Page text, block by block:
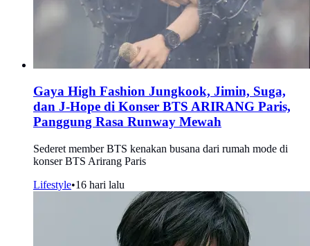
Gaya High Fashion Jungkook, Jimin, Suga,
dan J-Hope di Konser BTS ARIRANG Paris,
Panggung Rasa Runway Mewah
Sederet member BTS kenakan busana dari rumah mode di
konser BTS Arirang Paris
Lifestyle•16 hari lalu